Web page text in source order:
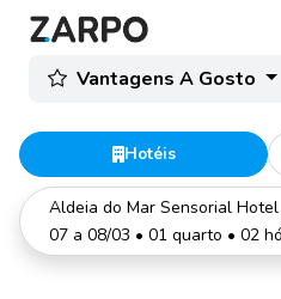
Vantagens A Gosto
Hotéis
Aldeia do Mar Sensorial Hotel
07 a 08/03 • 01 quarto • 02